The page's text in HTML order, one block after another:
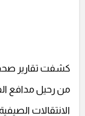
كشفت تقارير
من رحيل مدافع
الانتقالات